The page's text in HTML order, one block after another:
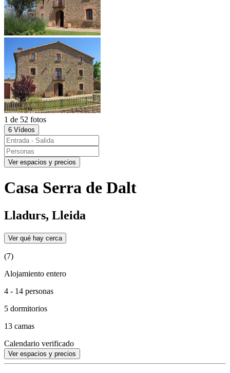
1 de 52 fotos
6 Vídeos
Ver espacios y precios
Casa Serra de Dalt
Lladurs, Lleida
Ver qué hay cerca
(7)
Alojamiento entero
4 - 14 personas
5 dormitorios
13 camas
Calendario verificado
Ver espacios y precios